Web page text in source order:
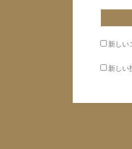
新しい
新しい